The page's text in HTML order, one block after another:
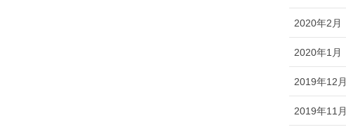
2020年2月
2020年1月
2019年12月
2019年11月